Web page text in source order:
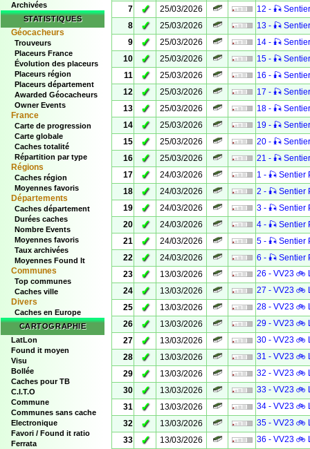
Archivées
STATISTIQUES
Géocacheurs
Trouveurs
Placeurs France
Évolution des placeurs
Placeurs région
Placeurs département
Awarded Géocacheurs
Owner Events
France
Carte de progression
Carte globale
Caches totalité
Répartition par type
Régions
Caches région
Moyennes favoris
Départements
Caches département
Durées caches
Nombre Events
Moyennes favoris
Taux archivées
Moyennes Found It
Communes
Top communes
Caches ville
Divers
Caches en Europe
CARTOGRAPHIE
LatLon
Found it moyen
Visu
Bollée
Caches pour TB
C.I.T.O
Commune
Communes sans cache
Electronique
Favori / Found it ratio
Ferrata
7
✓ 25/03/2026
12 - 🎣
8
✓ 25/03/2026
13 - 🎣
9
✓ 25/03/2026
14 - 🎣
10
✓ 25/03/2026
15 - 🎣
11
✓ 25/03/2026
16 - 🎣
12
✓ 25/03/2026
17 - 🎣
13
✓ 25/03/2026
18 - 🎣
14
✓ 25/03/2026
19 - 🎣
15
✓ 25/03/2026
20 - 🎣
16
✓ 25/03/2026
21 - 🎣
17
✓ 24/03/2026
1 - 🎣 Sentier
18
✓ 24/03/2026
2 - 🎣 Sentier
19
✓ 24/03/2026
3 - 🎣 Sentier
20
✓ 24/03/2026
4 - 🎣 Sentier
21
✓ 24/03/2026
5 - 🎣 Sentier
22
✓ 24/03/2026
6 - 🎣 Sentier
23
✓ 13/03/2026
26 - VV23 🚲
24
✓ 13/03/2026
27 - VV23 🚲
25
✓ 13/03/2026
28 - VV23 🚲
26
✓ 13/03/2026
29 - VV23 🚲
27
✓ 13/03/2026
30 - VV23 🚲
28
✓ 13/03/2026
31 - VV23 🚲
29
✓ 13/03/2026
32 - VV23 🚲
30
✓ 13/03/2026
33 - VV23 🚲
31
✓ 13/03/2026
34 - VV23 🚲
32
✓ 13/03/2026
35 - VV23 🚲
33
✓ 13/03/2026
36 - VV23 🚲